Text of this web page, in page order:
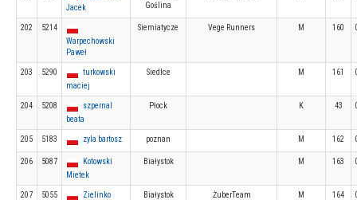
Jacek
Goślina
202
5214
Warpechowski
Paweł
Siemiatycze Vege Runners M 160
203 5290
turkowski
maciej
Siedlce M 161
204 5208
szpernal
beata
Płock K 43
205 5183 zyla bartosz poznan M 162
206 5087
Kotowski
Mietek
Białystok M 163
207 5055
Zielinko
Białystok ŻuberTeam M 164